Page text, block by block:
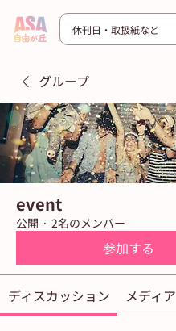
休刊日・取扱紙など
グループ
event
公開 · 2名のメンバー
参加する
ディスカッション メディア